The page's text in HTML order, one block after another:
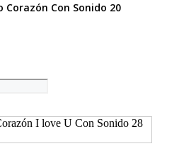
Corazón Con Sonido 20